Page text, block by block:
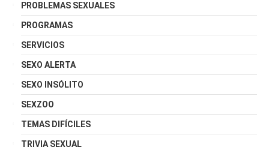
PROBLEMAS SEXUALES
PROGRAMAS
SERVICIOS
SEXO ALERTA
SEXO INSÓLITO
SEXZOO
TEMAS DIFÍCILES
TRIVIA SEXUAL